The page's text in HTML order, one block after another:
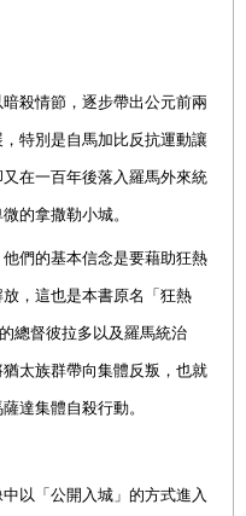
殺情節，逐步帶出公元前兩
特別是自馬加比反抗運動讓
在一百年後落入羅馬外來統
的拿撒勒小城。
們的基本信念是要藉助狂熱
，這也是本書原名「狂熱
總督彼拉多以及羅馬統治
太族群帶向集體反叛，也就
達集體自殺行動。
以「公開入城」的方式進入